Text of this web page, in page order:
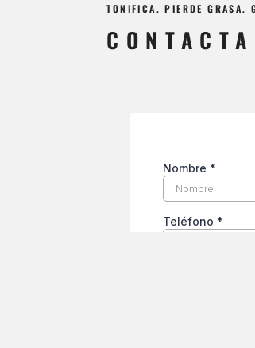
TONIFICA. PIERDE GRASA.